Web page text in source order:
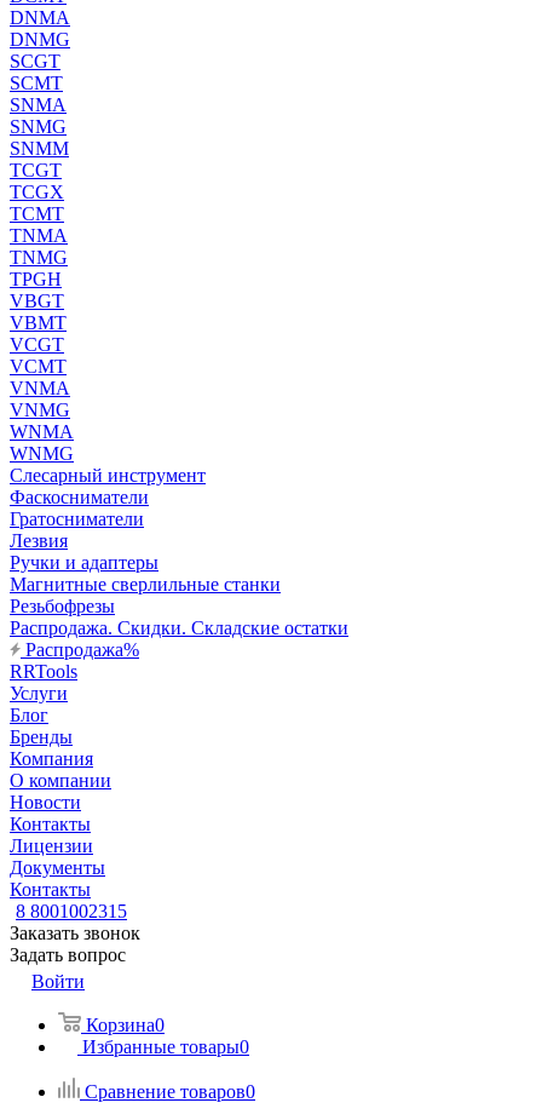
DNMA
DNMG
SCGT
SCMT
SNMA
SNMG
SNMM
TCGT
TCGX
TCMT
TNMA
TNMG
TPGH
VBGT
VBMT
VCGT
VCMT
VNMA
VNMG
WNMA
WNMG
Слесарный инструмент
Фаскосниматели
Гратосниматели
Лезвия
Ручки и адаптеры
Магнитные сверлильные станки
Резьбофрезы
Распродажа. Скидки. Складские остатки
Распродажа%
RRTools
Услуги
Блог
Бренды
Компания
О компании
Новости
Контакты
Лицензии
Документы
Контакты
8 8001002315
Заказать звонок
Задать вопрос
Войти
Корзина0
Избранные товары0
Сравнение товаров0